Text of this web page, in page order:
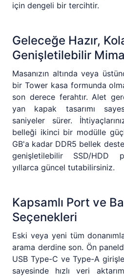
için dengeli bir tercihtir.
Geleceğe Hazır,
Genişletilebilir
Masanızın altında veya
bir Tower kasa formunda
son derece ferahtır. Alet
yan kapak tasarımı
saniyeler sürer.
belleği ikinci bir modülle
GB'a kadar DDR5 bellek
genişletilebilir SSD/HDD
yıllarca güncel tutabilirsiniz.
Kapsamlı Port ve
Seçenekleri
Eski veya yeni tüm
arama derdine son. Ön
USB Type-C ve Type-A
sayesinde hızlı veri